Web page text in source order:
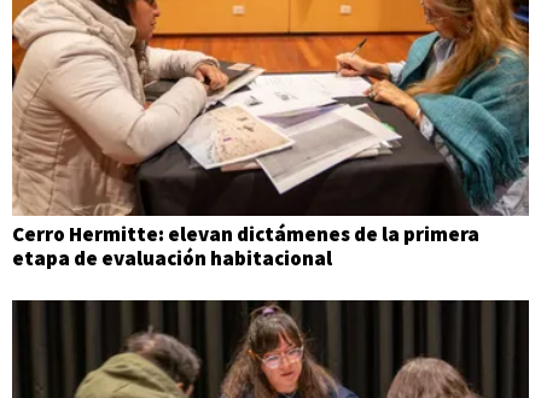
Cerro Hermitte: elevan dictámenes de la primera
etapa de evaluación habitacional